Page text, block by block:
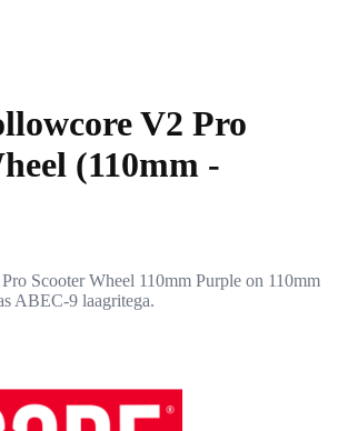
V2 Pro
(110mm -
Scooter Wheel 110mm Purple on 110mm
ABEC-9 laagritega.